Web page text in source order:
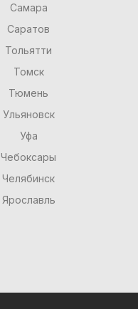
Самара
Саратов
Тольятти
Томск
Тюмень
Ульяновск
Уфа
Чебоксары
Челябинск
Ярославль